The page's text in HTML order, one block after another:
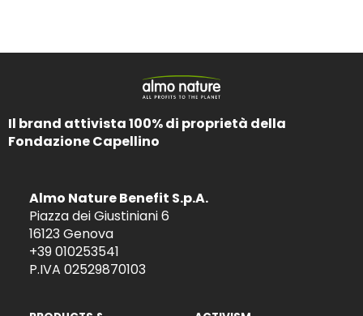
Il brand attivista 100% di proprietà della
Fondazione Capellino
Almo Nature Benefit S.p.A.
Piazza dei Giustiniani 6
16123 Genova
+39 010253541
P.IVA 02529870103